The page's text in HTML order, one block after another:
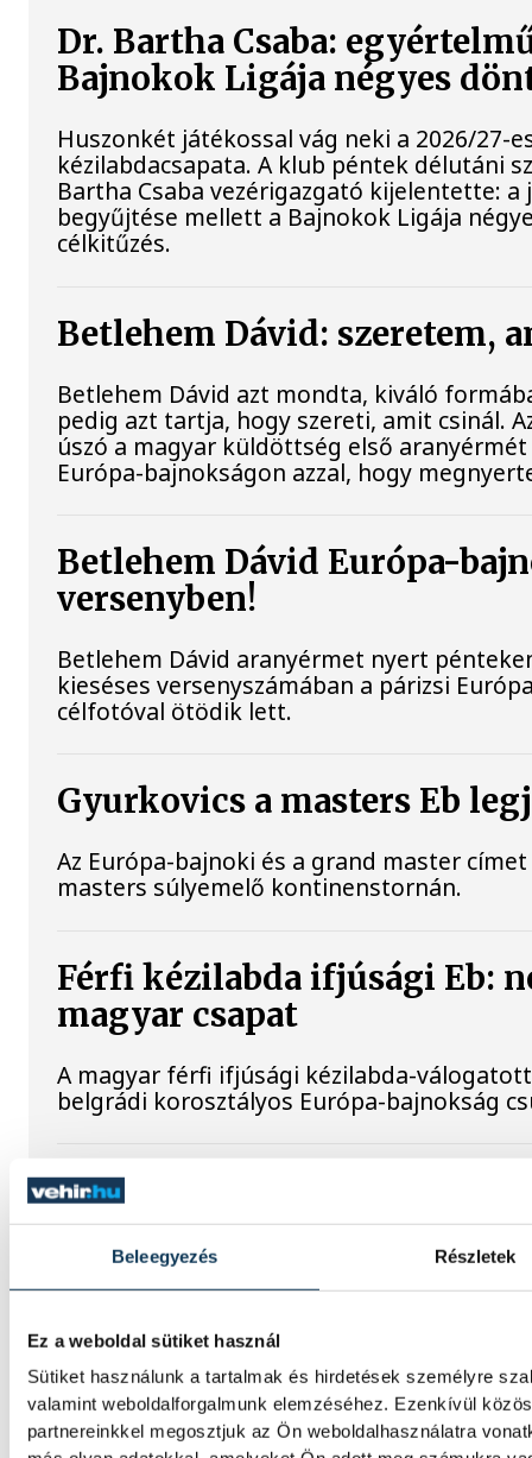
Beleegyezés Részletek
Ez a weboldal sütiket használ
Sütiket használunk a tartalmak és hirdetések személyre
valamint weboldalforgalmunk elemzéséhez. Ezenkívül
partnereinkkel megosztjuk az Ön weboldalhasználatra
Dr. Bartha Csaba:
Bajnokok Ligája négyes
Huszonkét játékossal vág neki a 2026/27-
kézilabdacsapata. A klub péntek délutáni
Bartha Csaba vezérigazgató kijelentette:
begyűjtése mellett a Bajnokok Ligája
célkitűzés.
Betlehem Dávid: szeretem,
Betlehem Dávid azt mondta, kiváló
pedig azt tartja, hogy szereti, amit csinál.
úszó a magyar küldöttség első
Európa-bajnokságon azzal, hogy
Betlehem Dávid Európa-
versenyben!
Betlehem Dávid aranyérmet nyert
kieséses versenyszámában a párizsi
célfotóval ötödik lett.
Gyurkovics a masters Eb
Az Európa-bajnoki és a grand master
masters súlyemelő kontinenstornán.
Férfi kézilabda ifjúsági Eb:
magyar csapat
A magyar férfi ifjúsági kézilabda-
belgrádi korosztályos Európa-bajnokság
A bajnokesélyes
a VSC Veszprém
A VSC Veszprém férfi labdarúgócsapata
második fordulójában a bajnokesélyesnek
vendége lesz.